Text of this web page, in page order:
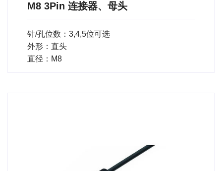
M8 3Pin 连接器、母头
针/孔位数：3,4,5位可选
外形：直头
直径：M8